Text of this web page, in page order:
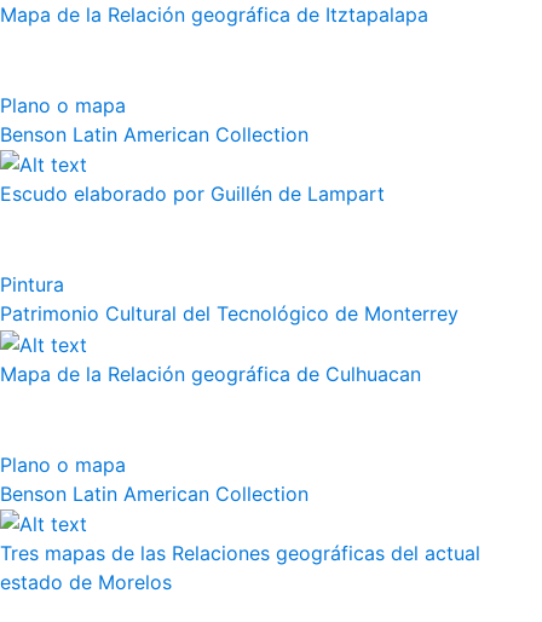
Mapa de la Relación geográfica de Itztapalapa
Plano o mapa
Benson Latin American Collection
Escudo elaborado por Guillén de Lampart
Pintura
Patrimonio Cultural del Tecnológico de Monterrey
Mapa de la Relación geográfica de Culhuacan
Plano o mapa
Benson Latin American Collection
Tres mapas de las Relaciones geográficas del actual
estado de Morelos